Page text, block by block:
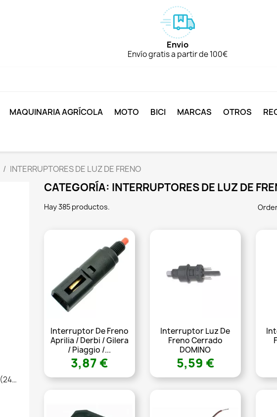
Envio
Envío gratis a partir de 100€
MAQUINARIA AGRÍCOLA MOTO BICI MARCAS OTROS
INTERRUPTORES DE LUZ DE FRENO
(246)
CATEGORÍA: INTERRUPTORES DE LUZ DE
Hay 385 productos.
Interruptor De Freno
Aprilia / Derbi / Gilera
/ Piaggio /...
3,87 €
Interruptor Luz De
Freno Cerrado
DOMINO
5,59 €